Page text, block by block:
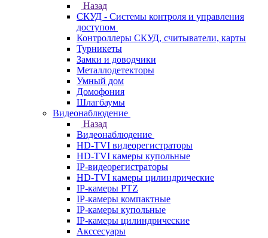
Назад
СКУД - Системы контроля и управления
доступом
Контроллеры СКУД, считыватели, карты
Турникеты
Замки и доводчики
Металлодетекторы
Умный дом
Домофония
Шлагбаумы
Видеонаблюдение
Назад
Видеонаблюдение
HD-TVI видеорегистраторы
HD-TVI камеры купольные
IP-видеорегистраторы
HD-TVI камеры цилиндрические
IP-камеры PTZ
IP-камеры компактные
IP-камеры купольные
IP-камеры цилиндрические
Акссесуары